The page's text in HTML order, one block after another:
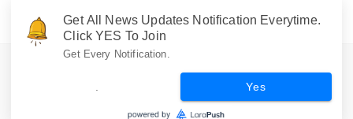
Get All News Updates Notification Everytime.
Click YES To Join
Get Every Notification.
Yes